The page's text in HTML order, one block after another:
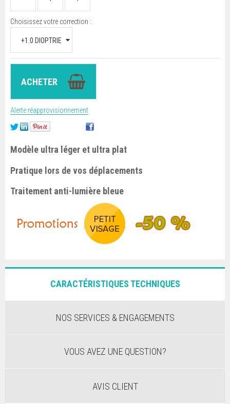
Choisissez votre correction :
Alerte réapprovisionnement
Modèle ultra léger et ultra plat
Pratique lors de vos déplacements
Traitement anti-lumière bleue
CARACTÉRISTIQUES TECHNIQUES
NOS SERVICES & ENGAGEMENTS
VOUS AVEZ UNE QUESTION?
AVIS CLIENT